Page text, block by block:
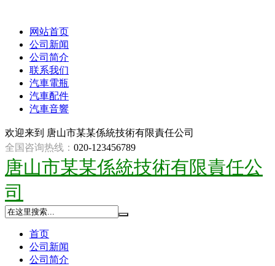
网站首页
公司新闻
公司简介
联系我们
汽車電瓶
汽車配件
汽車音響
欢迎来到 唐山市某某係統技術有限責任公司
全国咨询热线： 020-123456789
唐山市某某係統技術有限責任公
司
首页
公司新闻
公司简介